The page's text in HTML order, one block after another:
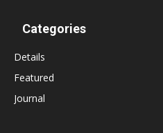
Categories
Details
Featured
Journal